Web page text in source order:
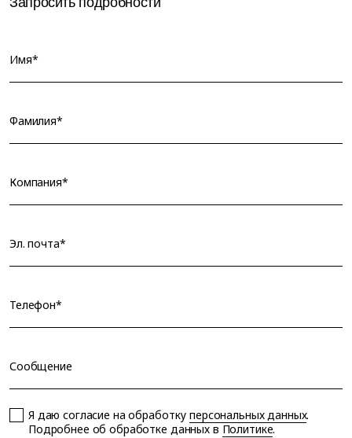
Имя*
Фамилия*
Компания*
Эл. почта*
Телефон*
Сообщение
Я даю согласие на обработкуперсональных данных.
Подробнее об обработке данных в Политике.